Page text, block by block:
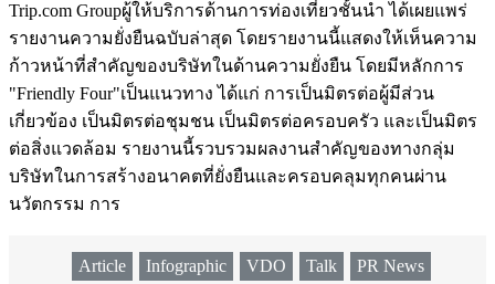
Trip.com Groupผู้ให้บริการด้านการท่องเที่ยวชั้นนำ ได้เผยแพร่
รายงานความยั่งยืนฉบับล่าสุด โดยรายงานนี้แสดงให้เห็นความ
ก้าวหน้าที่สำคัญของบริษัทในด้านความยั่งยืน โดยมีหลักการ
"Friendly Four"เป็นแนวทาง ได้แก่ การเป็นมิตรต่อผู้มีส่วน
เกี่ยวข้อง เป็นมิตรต่อชุมชน เป็นมิตรต่อครอบครัว และเป็นมิตร
ต่อสิ่งแวดล้อม รายงานนี้รวบรวมผลงานสำคัญของทางกลุ่ม
บริษัทในการสร้างอนาคตที่ยั่งยืนและครอบคลุมทุกคนผ่าน
นวัตกรรม การ
Article Infographic VDO Talk PR News